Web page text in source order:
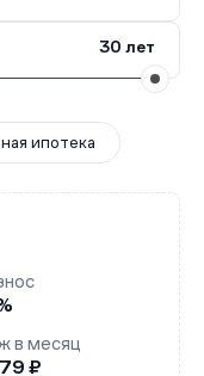
30 лет
ипотека
в месяц
₽